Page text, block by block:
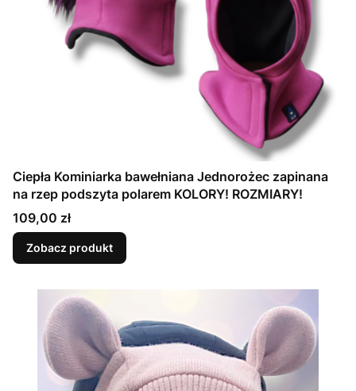
Ciepła Kominiarka bawełniana Jednorożec zapinana
na rzep podszyta polarem KOLORY! ROZMIARY!
Cena
109,00 zł
Zobacz produkt